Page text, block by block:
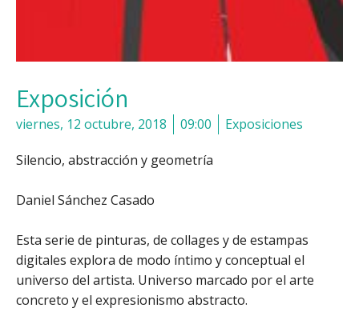
Exposición
viernes, 12 octubre, 2018 09:00 Exposiciones
Silencio, abstracción y geometría
Daniel Sánchez Casado
Esta serie de pinturas, de collages y de estampas
digitales explora de modo íntimo y conceptual el
universo del artista. Universo marcado por el arte
concreto y el expresionismo abstracto.